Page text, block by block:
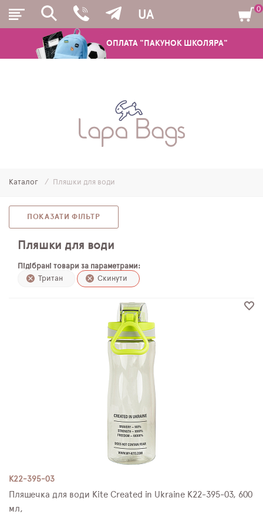
ОПЛАТА "ПАКУНОК ШКОЛЯРА"
UA
ШКІЛЬНІ РЮКЗАКИ ТА РАНЦІ
МОЛОДІЖНІ РЮКЗАКИ
ПЕНАЛИ
МІШКИ ДЛЯ ВЗУТТЯ
ПЛЯШКИ ДЛЯ ВОДИ
0
Каталог Пляшки для води
ПОКАЗАТИ ФІЛЬТР
Пляшки для води
Підібрані товари за параметрами:
Тритан
Скинути
K22-395-03
Пляшечка для води Kite Created in Ukraine K22-395-03, 600
мл,